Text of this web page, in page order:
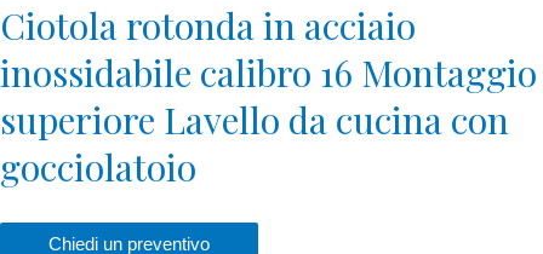
Ciotola rotonda in acciaio
inossidabile calibro 16 Montaggio
superiore Lavello da cucina con
gocciolatoio
Chiedi un preventivo